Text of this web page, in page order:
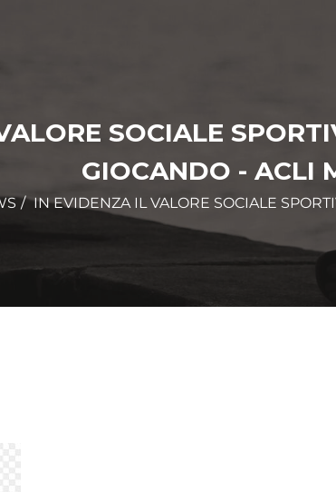
SOCIALE
GIOCANDO - ACLI
IN EVIDENZA IL VALORE SOCIALE